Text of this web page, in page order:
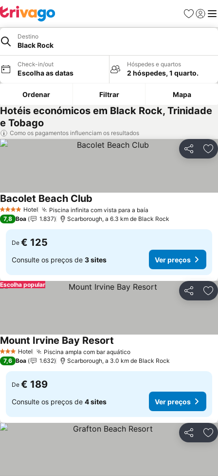
Favoritos
Iniciar
Destino
Black Rock
Check-in/out
Escolha as datas
Hóspedes e quartos
2 hóspedes, 1 quarto.
Ordenar Filtrar Mapa
Hotéis económicos em Black Rock, Trinidade
e Tobago
Como os pagamentos influenciam os resultados
Partilhar
4 EstrelasHotel Piscina infinita com vista para a baía
Bacolet Beach Club
7,8 Boa 1.837 Scarborough, a 6.3 km de Black Rock
De € 125
Consulte os preços de 3 sites Ver preços
Partilhar
Escolha popular
3 EstrelasHotel Piscina ampla com bar aquático
Mount Irvine Bay Resort
7,6 Boa 1.632 Scarborough, a 3.0 km de Black Rock
De € 189
Consulte os preços de 4 sites Ver preços
Partilhar